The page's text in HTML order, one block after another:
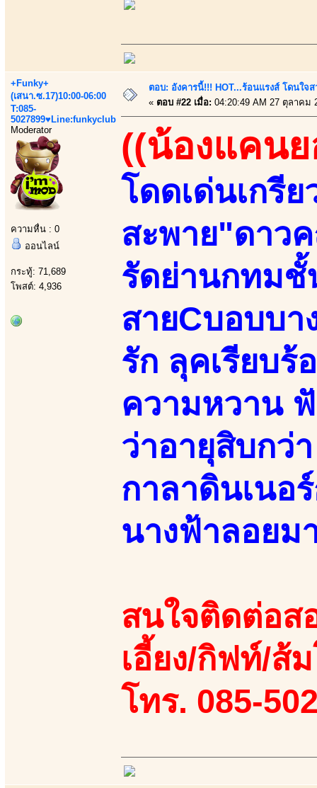
+Funky+
(เสนา.ซ.17)10:00-06:00
T:085-
5027899♥Line:funkyclub
Moderator
ความหื่น : 0
ออนไลน์
กระทู้: 71,689
โพสต์: 4,936
ตอบ: อังคารนี้!!! HOT...ร้อนแรงส์ โดนใจ
« ตอบ #22 เมื่อ: 04:20:49 AM 27 ตุลาคม
((น้องแคน
โดดเด่นเกรี
สะพาย"ดาว
รัดย่านกทมชั้
สายCบอบบา
รัก ลุคเรียบ
ความหวาน ฟั
ว่าอายุสิบกว่
กาลาดินเนอ
นางฟ้าลอยม
สนใจติดต่อส
เอี้ยง/กิฟท์/ส้
โทร. 085-